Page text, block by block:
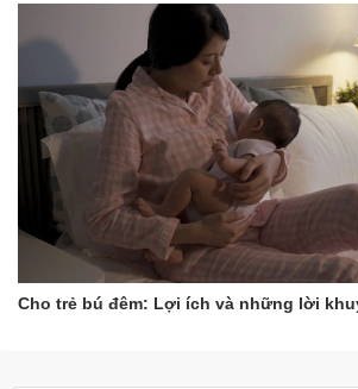
Cho trẻ bú đêm: Lợi ích và những lời